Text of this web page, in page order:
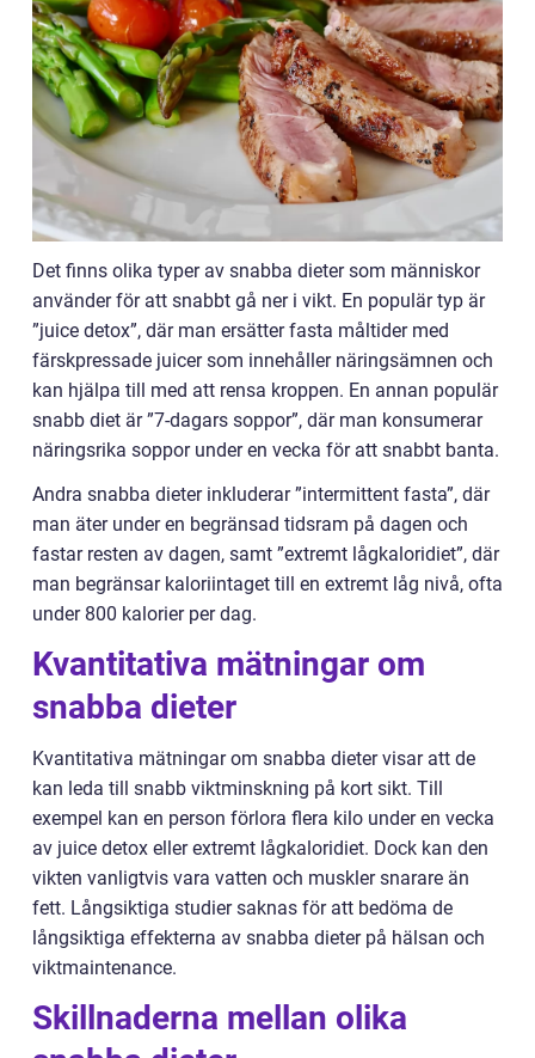
Det finns olika typer av snabba dieter som människor
använder för att snabbt gå ner i vikt. En populär typ är
”juice detox”, där man ersätter fasta måltider med
färskpressade juicer som innehåller näringsämnen och
kan hjälpa till med att rensa kroppen. En annan populär
snabb diet är ”7-dagars soppor”, där man konsumerar
näringsrika soppor under en vecka för att snabbt banta.
Andra snabba dieter inkluderar ”intermittent fasta”, där
man äter under en begränsad tidsram på dagen och
fastar resten av dagen, samt ”extremt lågkaloridiet”, där
man begränsar kaloriintaget till en extremt låg nivå, ofta
under 800 kalorier per dag.
Kvantitativa mätningar om
snabba dieter
Kvantitativa mätningar om snabba dieter visar att de
kan leda till snabb viktminskning på kort sikt. Till
exempel kan en person förlora flera kilo under en vecka
av juice detox eller extremt lågkaloridiet. Dock kan den
vikten vanligtvis vara vatten och muskler snarare än
fett. Långsiktiga studier saknas för att bedöma de
långsiktiga effekterna av snabba dieter på hälsan och
viktmaintenance.
Skillnaderna mellan olika